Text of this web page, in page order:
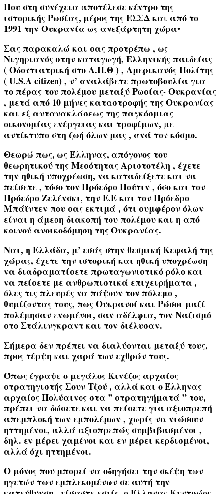
Που στη συνέχεια αποτέλεσε κέντρο της
ιστορικής Ρωσίας, μέρος της ΕΣΣΔ και από το
1991 την Ουκρανία ως ανεξάρτητη χώρα•
Σας παρακαλώ και σας προτρέπω , ως
Νιγηριανός στην καταγωγή, Ελληνικής παιδείας
( Οδοντιατρική στο Α.Π.Θ ) , Αμερικανός Πολίτης
( U.S.A citizen) , ν’ αναλάβετε πρωτοβουλία για
το πέρας του πολέμου μεταξύ Ρωσίας- Ουκρανίας
, μετά από 10 μήνες καταστροφής της Ουκρανίας
και εξ αντανακλάσεως της παγκόσμιας
οικονομίας ενέργειας και τροφίμων, με
αντίκτυπο στη ζωή όλων μας , ανά τον κόσμο.
Θεωρώ πως, ως Έλληνας, απόγονος του
θεωρητικού της Μεσότητας Αριστοτέλη , έχετε
την ηθική υποχρέωση, να καταδείξετε και να
πείσετε , τόσο τον Πρόεδρο Πούτιν , όσο και τον
Πρόεδρο Ζελένσκι, την Ε.Ε και τον Πρόεδρο
Μπάϊντεν που σας εκτιμά , ότι συμφέρον όλων
είναι η άμεση διακοπή του πολέμου και η από
κοινού ανοικοδόμηση της Ουκρανίας.
Ναι, η Ελλάδα, μ’ εσάς στην θεσμική Κεφαλή της
χώρας, έχετε την ιστορική και ηθική υποχρέωση
να διαδραματίσετε πρωταγωνιστικό ρόλο και
να πείσετε με ανθρωπιστικά επιχειρήματα ,
όλες τις πλευρές να πάψουν τον πόλεμο ,
θυμίζοντας τους, πως Ουκρανοί και Ρώσοι μαζί
πολέμησαν ενωμένοι, σαν αδέλφια, τον Ναζισμό
στο Στάλινγκραντ και τον διέλυσαν.
Σήμερα δεν πρέπει να διαλύονται μεταξύ τους,
προς τέρψη και χαρά των εχθρών τους.
Όπως έγραψε ο μεγάλος Κινέζος αρχαίος
στρατηγιστής Σουν Τζού , αλλά και ο Έλληνας
αρχαίος Πολύαινος στα ” στρατηγήματά ” του,
πρέπει να δώσετε και να πείσετε για αξιοπρεπή
απεμπλοκή των εμπολέμων , χωρίς να νιώσουν
ηττημένοι, αλλά αξιοπρεπώς συμβιβασμένοι ,
δηλ. εν μέρει χαμένοι και εν μέρει κερδισμένοι,
αλλά όχι ηττημένοι.
Ο μόνος που μπορεί να οδηγήσει την σκέψη των
ηγετών των εμπλεκομένων σε αυτή την